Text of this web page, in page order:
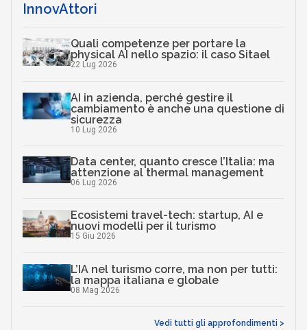
InnovAttori
Quali competenze per portare la
physical AI nello spazio: il caso Sitael
22 Lug 2026
AI in azienda, perché gestire il
cambiamento è anche una questione di
sicurezza
10 Lug 2026
Data center, quanto cresce l’Italia: ma
attenzione al thermal management
06 Lug 2026
Ecosistemi travel-tech: startup, AI e
nuovi modelli per il turismo
15 Giu 2026
L’IA nel turismo corre, ma non per tutti:
la mappa italiana e globale
08 Mag 2026
Vedi tutti gli approfondimenti >